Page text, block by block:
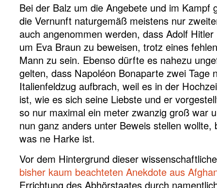
Bei der Balz um die Angebete und im Kampf
die Vernunft naturgemäß meistens nur
auch angenommen werden, dass Adolf
um Eva Braun zu beweisen, trotz eines
Mann zu sein. Ebenso dürfte es nahezu
gelten, dass Napoléon Bonaparte zwei Tage
Italienfeldzug aufbrach, weil es in der
ist, wie es sich seine Liebste und er
so nur maximal ein meter zwanzig groß war
nun ganz anders unter Beweis stellen
was ne Harke ist.
Vor dem Hintergrund dieser
bisher kaum beachteten Anekdote aus
Errichtung des Abhörstaates durch